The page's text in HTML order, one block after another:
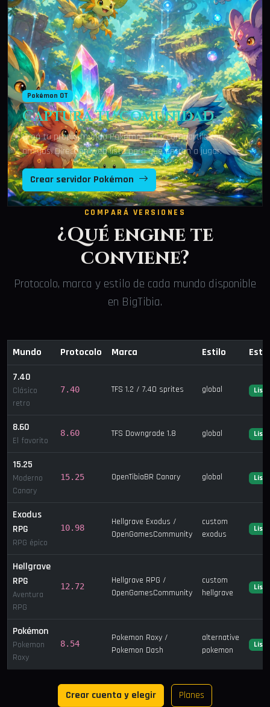
Pokémon OT
Capturá tu comunidad
Creá tu propio mundo Pokémon OT y compartilo con
amigos. Dirección web lista para que entren a jugar.
Crear servidor Pokémon
COMPARÁ VERSIONES
¿Qué engine te
conviene?
Protocolo, marca y estilo de cada mundo disponible
en BigTibia.
Mundo Protocolo Marca Estilo
7.40
Clásico
retro
7.40 TFS 1.2 / 7.40 sprites global Listo
8.60
El favorito
8.60 TFS Downgrade 1.8 global Listo
15.25
Moderno
Canary
15.25 OpenTibiaBR Canary global Listo
Exodus
RPG
RPG épico
10.98
Hellgrave Exodus /
OpenGamesCommunity
custom
exodus
Listo
Hellgrave
RPG
Aventura
RPG
12.72
Hellgrave RPG /
OpenGamesCommunity
custom
hellgrave
Listo
Pokémon
Pokemon
Roxy
8.54
Pokemon Roxy /
Pokemon Dash
alternative
pokemon
Listo
Crear cuenta y elegir Planes